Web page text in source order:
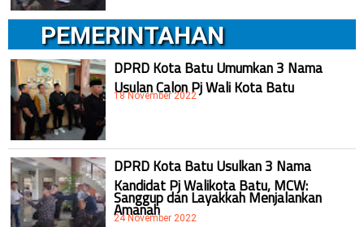
PEMERINTAHAN
DPRD Kota Batu Umumkan 3 Nama
Usulan Calon Pj Wali Kota Batu
18 November 2022
DPRD Kota Batu Usulkan 3 Nama
Kandidat Pj Walikota Batu, MCW:
Sanggup dan Layakkah Menjalankan
Amanah
24 November 2022